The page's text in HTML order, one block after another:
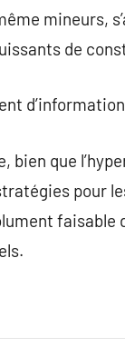
mineurs,
de
bien que
pour
faisable